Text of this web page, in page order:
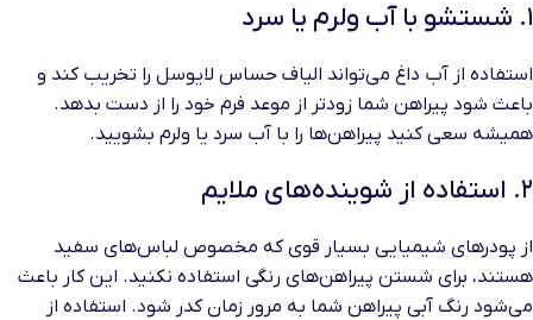
۱. شستشو با آب ولرم یا سرد
استفاده از آب داغ می‌تواند الیاف حساس لایوسل را تخریب کند و
باعث شود پیراهن شما زودتر از موعد فرم خود را از دست بدهد.
همیشه سعی کنید پیراهن‌ها را با آب سرد یا ولرم بشویید.
۲. استفاده از شوینده‌های ملایم
از پودرهای شیمیایی بسیار قوی که مخصوص لباس‌های سفید
هستند، برای شستن پیراهن‌های رنگی استفاده نکنید. این کار باعث
می‌شود رنگ آبی پیراهن شما به مرور زمان کدر شود. استفاده از